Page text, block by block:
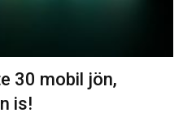
30 mobil jön,
is!